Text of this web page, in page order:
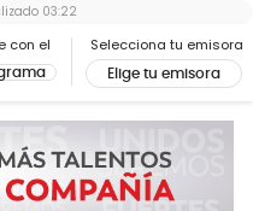
con el Selecciona tu emisora
Elige tu emisora
03:22